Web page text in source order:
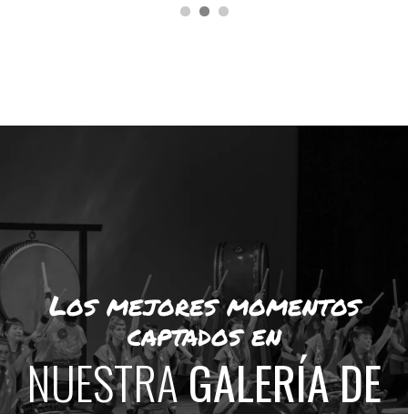
Los mejores momentos
captados en
NUESTRAGALERÍA DE